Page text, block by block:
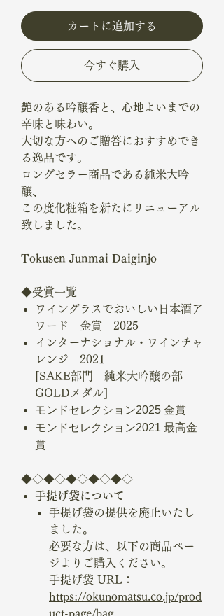
カートに追加する
今すぐ購入
艶のある吟醸香と、心地よいまでの
辛味と味わい。
大切な方へのご贈答におすすめでき
る逸品です。
ロングセラー商品である純米大吟
醸、
この度化粧箱を新たにリニューアル
致しました。
Tokusen Junmai Daiginjo
◆受賞一覧
ワイングラスでおいしい日本酒ア
ワード 金賞 2025
インターナショナル・ワインチャ
レンジ 2021
[SAKE部門 純米大吟醸の部
GOLDメダル]
モンドセレクション2025 金賞
モンドセレクション2021 最高金
賞
◆◇◆◇◆◇◆◇◆◇
手提げ袋について
手提げ袋の提供を廃止いたし
ました。
必要な方は、以下の商品ペー
ジよりご購入ください。
手提げ袋 URL：
https://okunomatsu.co.jp/prod
uct-page/bag